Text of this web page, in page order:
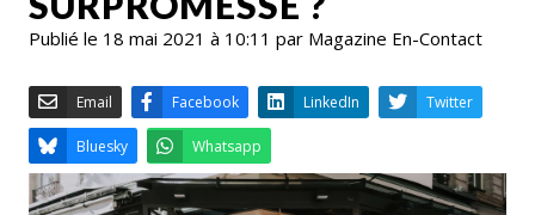
Publié le 18 mai 2021 à 10:11 par Magazine En-Contact